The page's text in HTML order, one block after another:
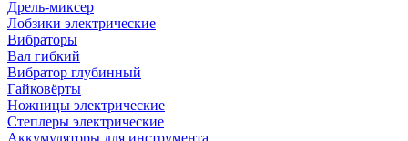
Дрель-миксер
Лобзики электрические
Вибраторы
Вал гибкий
Вибратор глубинный
Гайковёрты
Ножницы электрические
Степлеры электрические
Аккумуляторы для инструмента